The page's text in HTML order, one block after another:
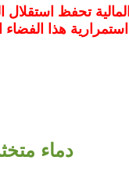
تحفظ
استمرارية هذا الفضاء
دماء